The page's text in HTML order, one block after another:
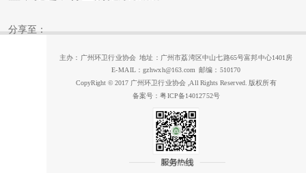
分享至：
主办：广州环卫行业协会 地址：广州市荔湾区中山七路65号富邦中心1401房
E-MAIL：gzhwxh@163.com 邮编：510170
CopyRight © 2017 广州环卫行业协会 ,All Rights Reserved. 版权所有
备案号：粤ICP备14012752号